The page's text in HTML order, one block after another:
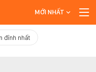
MỚI NHẤT
đỉnh nhất